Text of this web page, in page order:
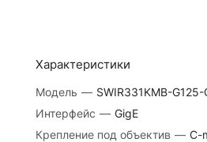
Характеристики
Модель — SWIR331KMB-G125-
Интерфейс — GigE
Крепление под объектив — C-